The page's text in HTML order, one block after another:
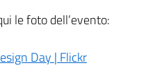
le foto dell’evento:
Day | Flickr